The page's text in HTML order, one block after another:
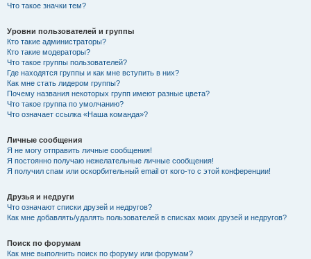
Что такое значки тем?
Уровни пользователей и группы
Кто такие администраторы?
Кто такие модераторы?
Что такое группы пользователей?
Где находятся группы и как мне вступить в них?
Как мне стать лидером группы?
Почему названия некоторых групп имеют разные цвета?
Что такое группа по умолчанию?
Что означает ссылка «Наша команда»?
Личные сообщения
Я не могу отправить личные сообщения!
Я постоянно получаю нежелательные личные сообщения!
Я получил спам или оскорбительный email от кого-то с этой конференции!
Друзья и недруги
Что означают списки друзей и недругов?
Как мне добавлять/удалять пользователей в списках моих друзей и недругов?
Поиск по форумам
Как мне выполнить поиск по форуму или форумам?